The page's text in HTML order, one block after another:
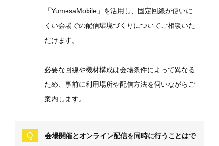
「YumesaMobile」を活用し、固定回線が使いに
くい会場での配信環境づくりについてご相談いた
だけます。
必要な回線や機材構成は会場条件によって異なる
ため、事前に利用場所や配信方法を伺いながらご
案内します。
会場開催とオンライン配信を同時に行うことはで